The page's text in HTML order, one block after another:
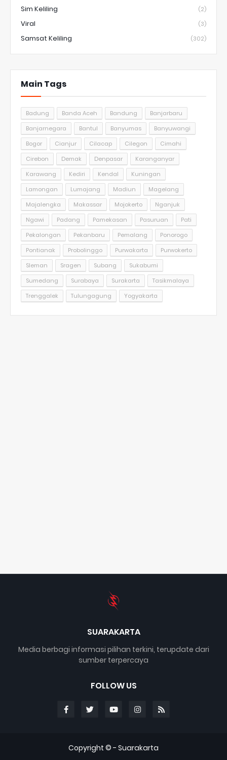
Sim Keliling (2)
Viral (3)
Samsat Keliling (302)
Main Tags
Badung Banda Aceh Bandung
Banjarbaru
Banjarnegara
Bantul Banyumas
Banyuwangi
Bogor
Cianjur Cilacap Cilegon
Cimahi
Cirebon
Demak Denpasar
Karanganyar
Karawang
Kediri Kendal
Kuningan
Lamongan
Lumajang Madiun
Magelang
Majalengka
Makassar Mojokerto
Nganjuk
Ngawi
Padang Pamekasan Pasuruan
Pati
Pekalongan
Pekanbaru Pemalang
Ponorogo
Pontianak
Probolinggo Purwakarta
Purwokerto
Sleman
Sragen Subang
Sukabumi
Sumedang
Surabaya Surakarta
Tasikmalaya
Trenggalek
Tulungagung Yogyakarta
SUARAKARTA
Media berbagi informasi pilihan terkini, terupdate dari
sumber terpercaya
FOLLOW US
Copyright © - Suarakarta